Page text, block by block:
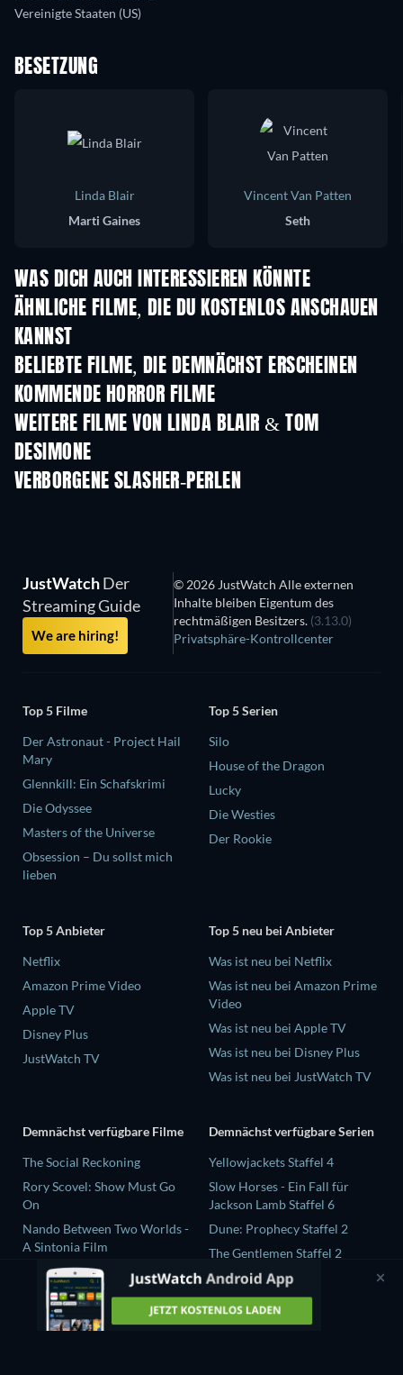
Vereinigte Staaten (US)
BESETZUNG
Linda Blair
Marti Gaines
Vincent Van Patten
Seth
WAS DICH AUCH INTERESSIEREN KÖNNTE
ÄHNLICHE FILME, DIE DU KOSTENLOS ANSCHAUEN
KANNST
BELIEBTE FILME, DIE DEMNÄCHST ERSCHEINEN
KOMMENDE HORROR FILME
WEITERE FILME VON LINDA BLAIR & TOM
DESIMONE
VERBORGENE SLASHER-PERLEN
JustWatchDer
Streaming Guide
We are hiring!
© 2026 JustWatch Alle externen
Inhalte bleiben Eigentum des
rechtmäßigen Besitzers. (3.13.0)
Privatsphäre-Kontrollcenter
Top 5 Filme
Der Astronaut - Project Hail
Mary
Glennkill: Ein Schafskrimi
Die Odyssee
Masters of the Universe
Obsession – Du sollst mich
lieben
Top 5 Serien
Silo
House of the Dragon
Lucky
Die Westies
Der Rookie
Top 5 Anbieter
Netflix
Amazon Prime Video
Apple TV
Disney Plus
JustWatch TV
Top 5 neu bei Anbieter
Was ist neu bei Netflix
Was ist neu bei Amazon Prime
Video
Was ist neu bei Apple TV
Was ist neu bei Disney Plus
Was ist neu bei JustWatch TV
Demnächst verfügbare Filme
The Social Reckoning
Rory Scovel: Show Must Go
On
Nando Between Two Worlds -
A Sintonia Film
Sunny Dancer
Finding Connection
Demnächst verfügbare Serien
Yellowjackets Staffel 4
Slow Horses - Ein Fall für
Jackson Lamb Staffel 6
Dune: Prophecy Staffel 2
The Gentlemen Staffel 2
Love Is Blind: UK Staffel 3